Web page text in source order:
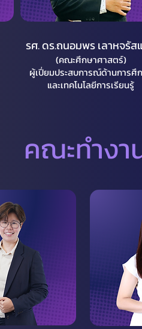
คณะทำงา
รศ. ดร.ถนอมพร เลาหจรัส
(คณะศึกษาศาสตร์)
ผู้เปี่ยมประสบการณ์ด้านการศึ
และเทคโนโลยีการเรียนรู้